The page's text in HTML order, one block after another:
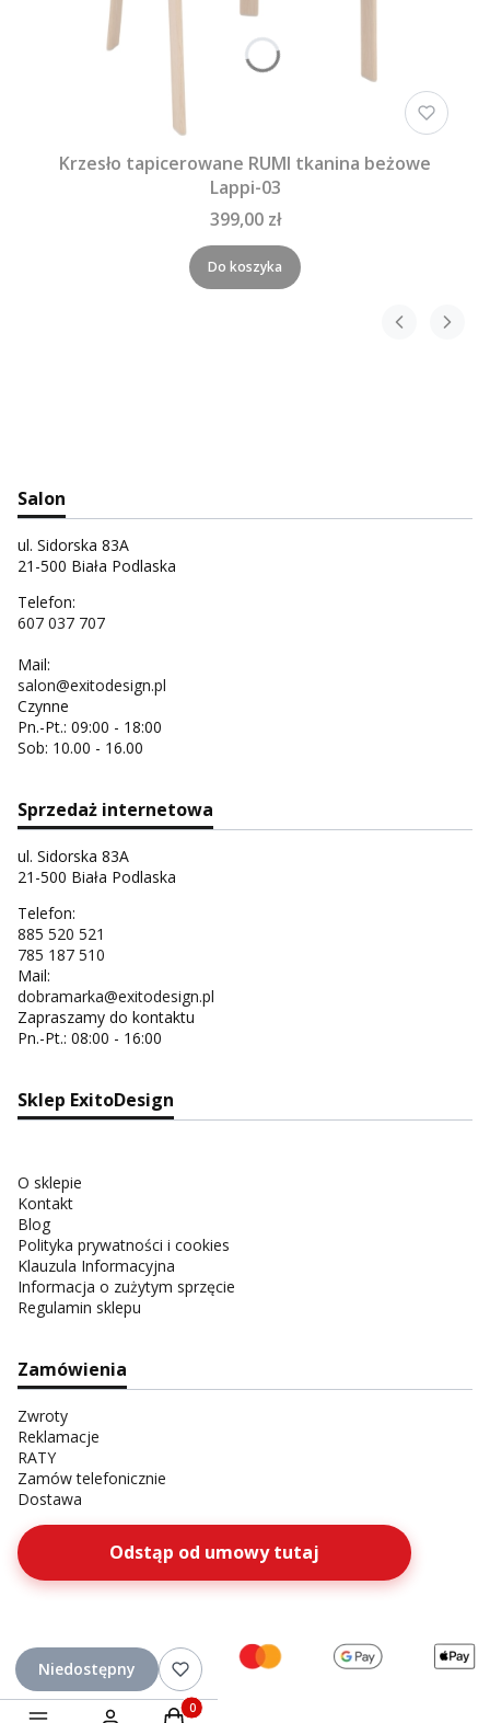
Krzesło tapicerowane RUMI tkanina beżowe
Lappi-03
399,00 zł
Do koszyka
Salon
ul. Sidorska 83A
21-500 Biała Podlaska
Telefon:
607 037 707
Mail:
salon@exitodesign.pl
Czynne
Pn.-Pt.: 09:00 - 18:00
Sob: 10.00 - 16.00
Sprzedaż internetowa
ul. Sidorska 83A
21-500 Biała Podlaska
Telefon:
885 520 521
785 187 510
Mail:
dobramarka@exitodesign.pl
Zapraszamy do kontaktu
Pn.-Pt.: 08:00 - 16:00
Sklep ExitoDesign
O sklepie
Kontakt
Blog
Polityka prywatności i cookies
Klauzula Informacyjna
Informacja o zużytym sprzęcie
Regulamin sklepu
Zamówienia
Zwroty
Reklamacje
RATY
Zamów telefonicznie
Dostawa
Odstąp od umowy tutaj
Niedostępny
Produkty w koszyku: 0. Zobacz szczegóły